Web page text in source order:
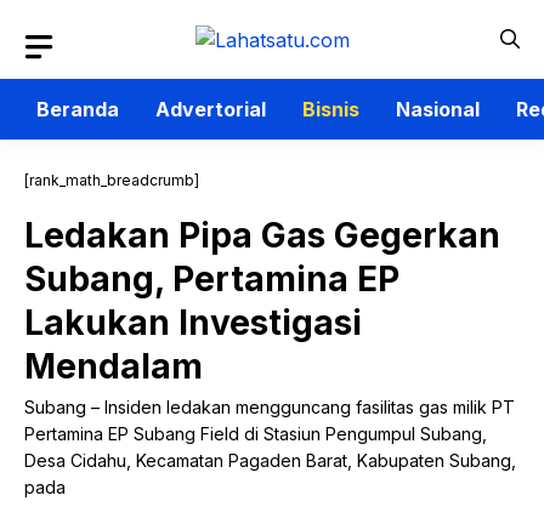
isi
Beranda
Advertorial Bisnis Nasional
[rank_math_breadcrumb]
Ledakan Pipa Gas Gegerkan
Subang, Pertamina EP
Lakukan Investigasi
Mendalam
Subang – Insiden ledakan mengguncang fasilitas gas milik PT
Pertamina EP Subang Field di Stasiun Pengumpul Subang,
Desa Cidahu, Kecamatan Pagaden Barat, Kabupaten Subang,
pada